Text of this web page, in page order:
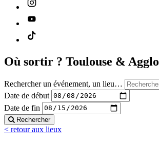
Où sortir ? Toulouse & Agglo
Rechercher un événement, un lieu…
Date de début
Date de fin
Rechercher
< retour aux lieux